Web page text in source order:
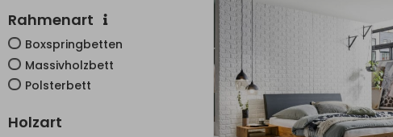
Rahmenart
Boxspringbetten
Massivholzbett
Polsterbett
Holzart